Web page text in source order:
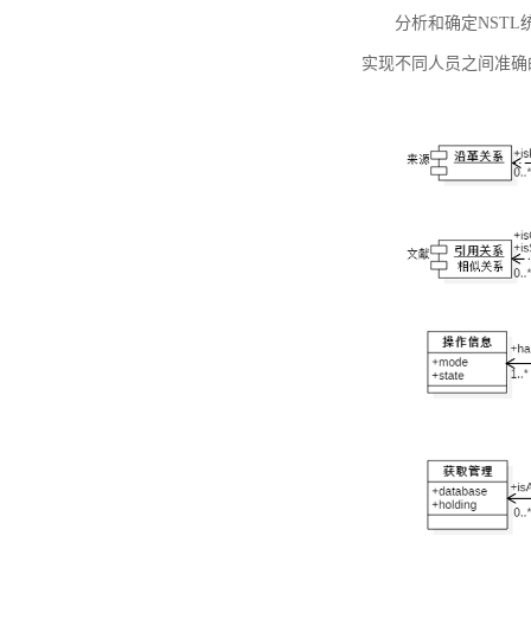
分析和确定NSTL
实现不同人员之间准